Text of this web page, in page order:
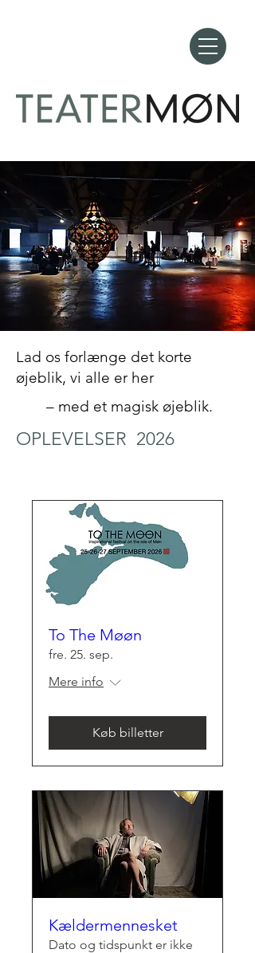
Lad os forlænge det korte
øjeblik, vi alle er her
– med et magisk øjeblik.
OPLEVELSER 2026
To The Møøn
fre. 25. sep.
Mere info
Køb billetter
Kældermennesket
Dato og tidspunkt er ikke